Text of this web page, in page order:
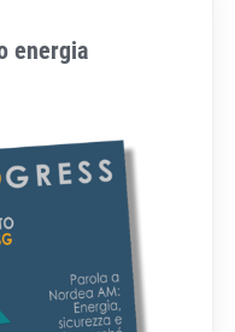
energia